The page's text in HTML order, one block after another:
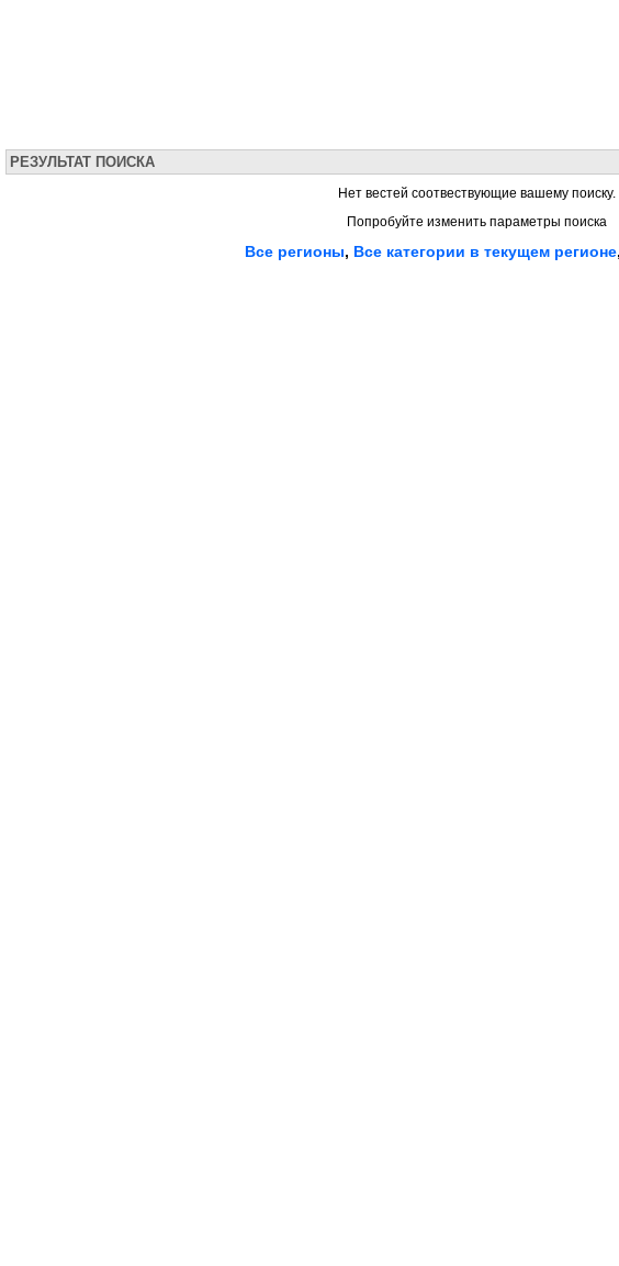
РЕЗУЛЬТАТ ПОИСКА
Нет вестей соотвествующие вашему поиску.
Попробуйте изменить параметры поиска
Все регионы, Все категории в текущем регионе,